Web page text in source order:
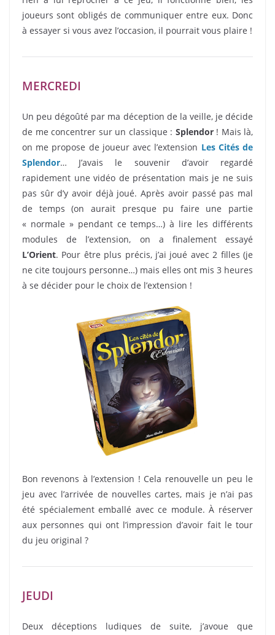
joueurs sont obligés de communiquer entre eux. Donc
à essayer si vous avez l’occasion, il pourrait vous plaire !
MERCREDI
Un peu dégoûté par ma déception de la veille, je décide
de me concentrer sur un classique : Splendor! Mais là,
on me propose de joueur avec l’extension Les Cités de
Splendor… J’avais le souvenir d’avoir regardé
rapidement une vidéo de présentation mais je ne suis
pas sûr d’y avoir déjà joué. Après avoir passé pas mal
de temps (on aurait presque pu faire une partie
« normale » pendant ce temps…) à lire les différents
modules de l’extension, on a finalement essayé
L’Orient. Pour être plus précis, j’ai joué avec 2 filles (je
ne cite toujours personne…) mais elles ont mis 3 heures
à se décider pour le choix de l’extension !
Bon revenons à l’extension ! Cela renouvelle un peu le
jeu avec l’arrivée de nouvelles cartes, mais je n’ai pas
été spécialement emballé avec ce module. À réserver
aux personnes qui ont l’impression d’avoir fait le tour
du jeu original ?
JEUDI
Deux déceptions ludiques de suite, j’avoue que